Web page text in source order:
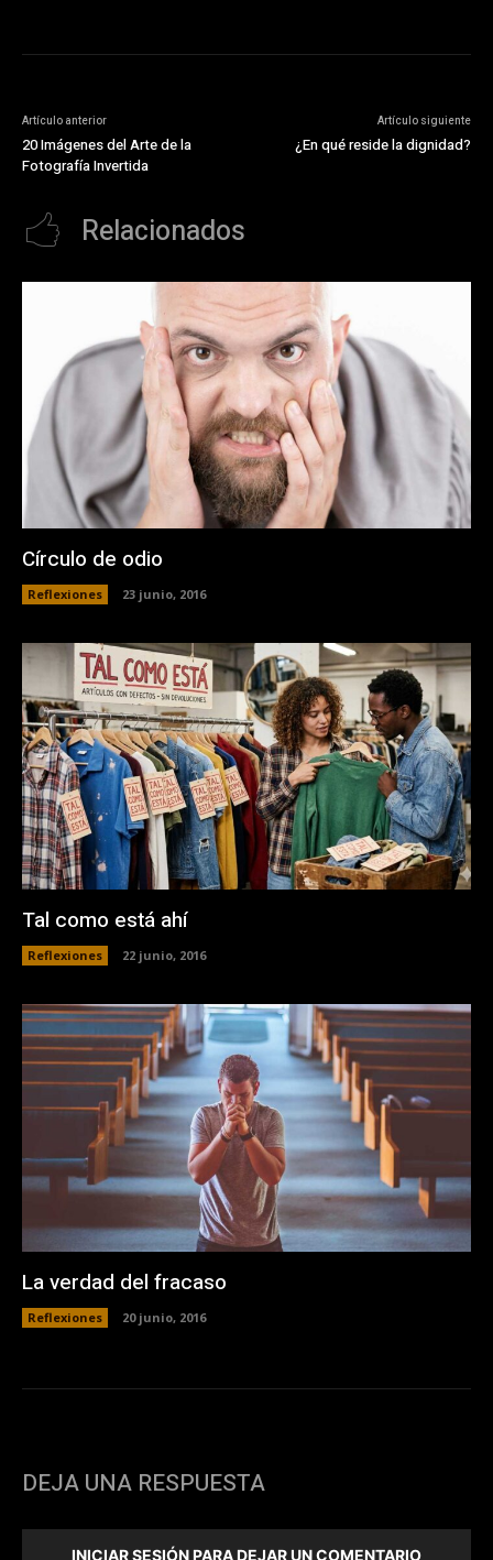
Artículo anterior
20 Imágenes del Arte de la
Fotografí­a Invertida
Artículo siguiente
¿En qué reside la dignidad?
Relacionados
Círculo de odio
Reflexiones 23 junio, 2016
Tal como está ahí
Reflexiones 22 junio, 2016
La verdad del fracaso
Reflexiones 20 junio, 2016
DEJA UNA RESPUESTA
INICIAR SESIÓN PARA DEJAR UN COMENTARIO